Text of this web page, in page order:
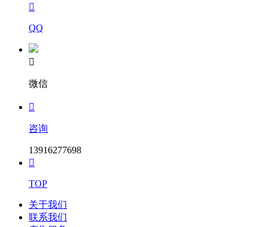

QQ

微信

咨询
13916277698

TOP
关于我们
联系我们